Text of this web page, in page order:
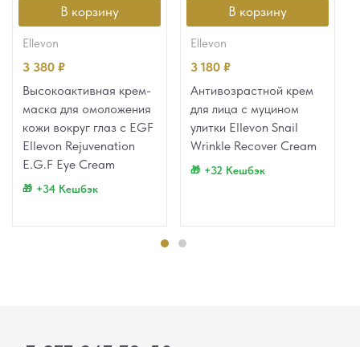
В корзину
ellevon
3 380 ₽
Высокоактивная крем-
маска для омоложения
кожи вокруг глаз с EGF
Ellevon Rejuvenation
E.G.F Eye Cream
+34 Кешбэк
В корзину
ellevon
3 180 ₽
Антивозрастной крем
для лица с муцином
улитки Ellevon Snail
Wrinkle Recover Cream
+32 Кешбэк